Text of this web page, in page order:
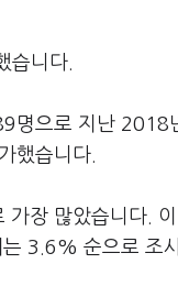
습니다.
명으로 지난
했습니다.
가장 많았습니다.
3.6% 순으로 조사